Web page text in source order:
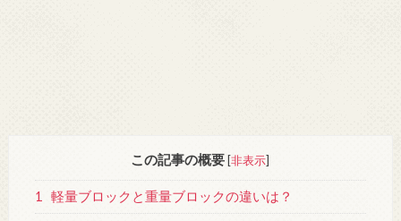
この記事の概要 [非表示]
1 軽量ブロックと重量ブロックの違いは？